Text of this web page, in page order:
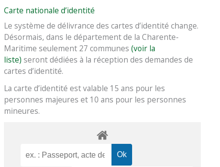
Carte nationale d’identité
Le système de délivrance des cartes d’identité change.
Désormais, dans le département de la Charente-
Maritime seulement 27 communes(voir la
liste) seront dédiées à la réception des demandes de
cartes d’identité.
La carte d’identité est valable 15 ans pour les
personnes majeures et 10 ans pour les personnes
mineures.